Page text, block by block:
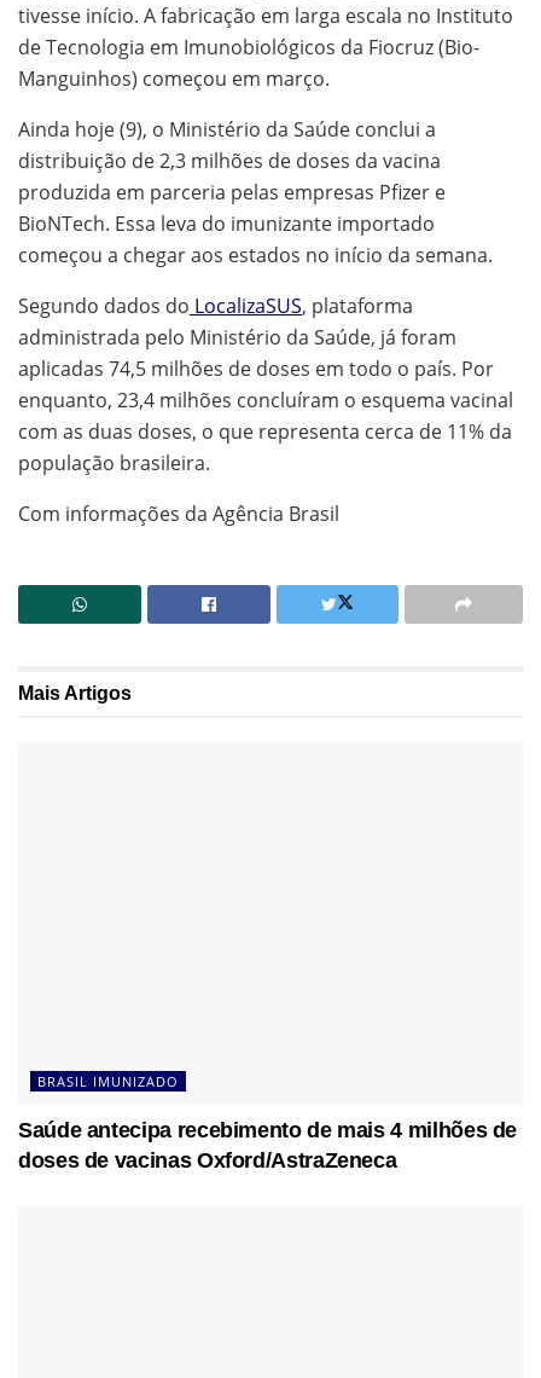
tivesse início. A fabricação em larga escala no Instituto
de Tecnologia em Imunobiológicos da Fiocruz (Bio-
Manguinhos) começou em março.
Ainda hoje (9), o Ministério da Saúde conclui a
distribuição de 2,3 milhões de doses da vacina
produzida em parceria pelas empresas Pfizer e
BioNTech. Essa leva do imunizante importado
começou a chegar aos estados no início da semana.
Segundo dados do LocalizaSUS, plataforma
administrada pelo Ministério da Saúde, já foram
aplicadas 74,5 milhões de doses em todo o país. Por
enquanto, 23,4 milhões concluíram o esquema vacinal
com as duas doses, o que representa cerca de 11% da
população brasileira.
Com informações da Agência Brasil
MaisArtigos
BRASIL IMUNIZADO
Saúde antecipa recebimento de mais 4 milhões de
doses de vacinas Oxford/AstraZeneca